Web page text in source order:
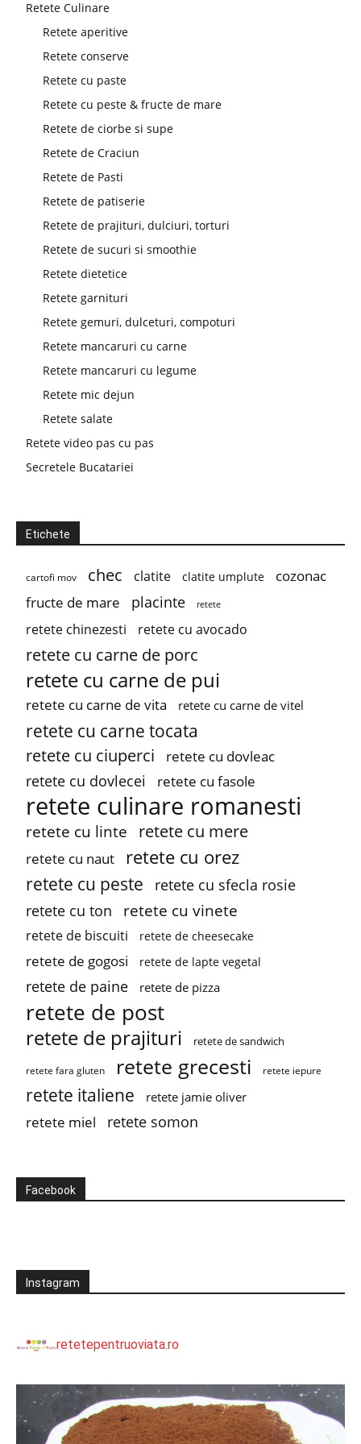
Retete Culinare
Retete aperitive
Retete conserve
Retete cu paste
Retete cu peste & fructe de mare
Retete de ciorbe si supe
Retete de Craciun
Retete de Pasti
Retete de patiserie
Retete de prajituri, dulciuri, torturi
Retete de sucuri si smoothie
Retete dietetice
Retete garnituri
Retete gemuri, dulceturi, compoturi
Retete mancaruri cu carne
Retete mancaruri cu legume
Retete mic dejun
Retete salate
Retete video pas cu pas
Secretele Bucatariei
Etichete
cartofi mov chec clatite clatite umplute
cozonac
fructe de mare
placinte retete
retete chinezesti retete cu avocado
retete cu carne de porc
retete cu carne de pui
retete cu carne de vita retete cu carne de vitel
retete cu carne tocata
retete cu ciuperci retete cu dovleac
retete cu dovlecei retete cu fasole
retete culinare romanesti
retete cu linte retete cu mere
retete cu naut
retete cu orez
retete cu peste
retete cu sfecla rosie
retete cu ton
retete cu vinete
retete de biscuiti retete de cheesecake
retete de gogosi retete de lapte vegetal
retete de paine retete de pizza
retete de post
retete de prajituri retete de sandwich
retete fara gluten retete grecesti retete iepure
retete italiene retete jamie oliver
retete miel retete somon
Facebook
Instagram
retetepentruoviata.ro